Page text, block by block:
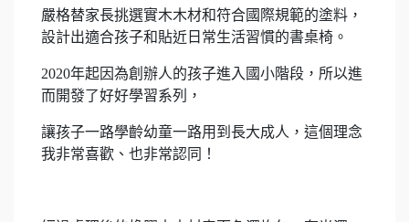
嚴格替家長挑選實木木材和符合國際規範的塗料，
設計出適合孩子和貼近日常生活習慣的書桌椅。
2020年起因為創辦人的孩子進入國小階段，所以進
而開發了好好學習系列，
讓孩子一路學齡幼童一路用到長大成人，這個理念
我非常喜歡、也非常認同！